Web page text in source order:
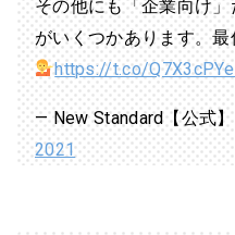
その他にも「企業向け
がいくつかあります。
https://t.co/
— New Standard【公式
2021